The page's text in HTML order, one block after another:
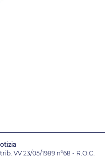
VV 23/05/1989 n°68 - R.O.C.